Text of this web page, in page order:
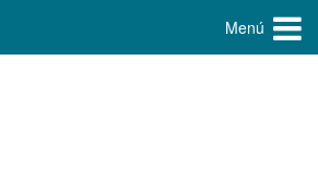
Menú